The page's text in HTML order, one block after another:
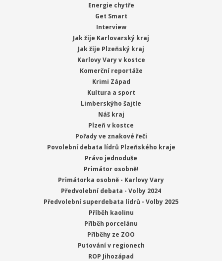
Energie chytře
Get Smart
Interview
Jak žije Karlovarský kraj
Jak žije Plzeňský kraj
Karlovy Vary v kostce
Komerční reportáže
Krimi Západ
Kultura a sport
Limberskýho šajtle
Náš kraj
Plzeň v kostce
Pořady ve znakové řeči
Povolební debata lídrů Plzeňského kraje
Právo jednoduše
Primátor osobně!
Primátorka osobně - Karlovy Vary
Předvolební debata - Volby 2024
Předvolební superdebata lídrů - Volby 2025
Příběh kaolinu
Příběh porcelánu
Příběhy ze ZOO
Putování v regionech
ROP Jihozápad